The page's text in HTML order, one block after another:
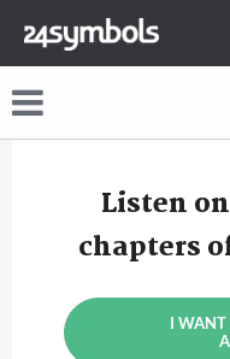
Listen
chapters
I WANT